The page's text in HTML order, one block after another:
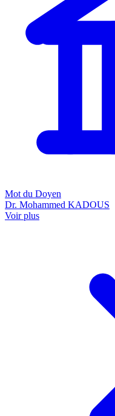
Mot du Doyen
Dr. Mohammed KADOUS
Voir plus